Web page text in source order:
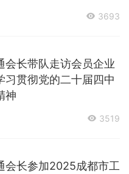
3693
会长带队走访会员企业
习贯彻党的二十届四中
神
3519
会长参加2025成都市工